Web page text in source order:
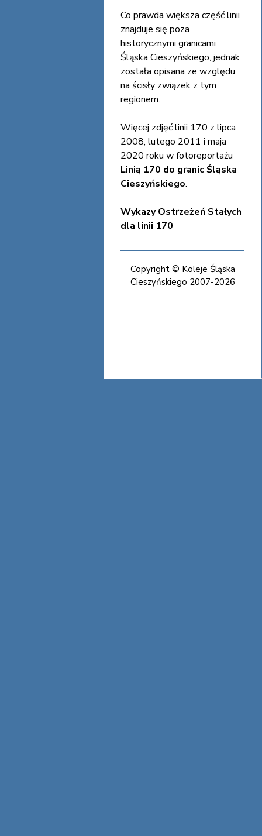
Co prawda większa część linii
znajduje się poza
historycznymi granicami
Śląska Cieszyńskiego, jednak
została opisana ze względu
na ścisły związek z tym
regionem.
Więcej zdjęć linii 170 z lipca
2008, lutego 2011 i maja
2020 roku w fotoreportażu
Linią 170 do granic Śląska
Cieszyńskiego.
Wykazy Ostrzeżeń Stałych
dla linii 170
Copyright © Koleje Śląska
Cieszyńskiego 2007-2026